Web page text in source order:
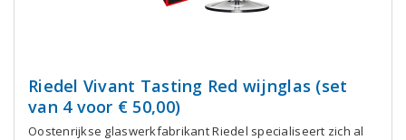
Riedel Vivant Tasting Red wijnglas (set
van 4 voor € 50,00)
Oostenrijkse glaswerkfabrikant Riedel specialiseert zich al